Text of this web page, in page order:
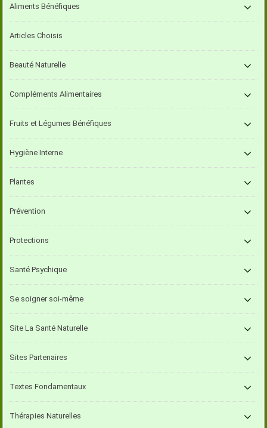
Aliments Bénéfiques
Articles Choisis
Beauté Naturelle
Compléments Alimentaires
Fruits et Légumes Bénéfiques
Hygiène Interne
Plantes
Prévention
Protections
Santé Psychique
Se soigner soi-même
Site La Santé Naturelle
Sites Partenaires
Textes Fondamentaux
Thérapies Naturelles